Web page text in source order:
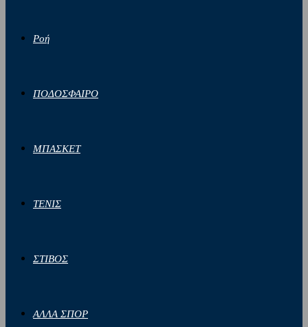
Ροή
ΠΟΔΟΣΦΑΙΡΟ
ΜΠΑΣΚΕΤ
ΤΕΝΙΣ
ΣΤΙΒΟΣ
ΑΛΛΑ ΣΠΟΡ